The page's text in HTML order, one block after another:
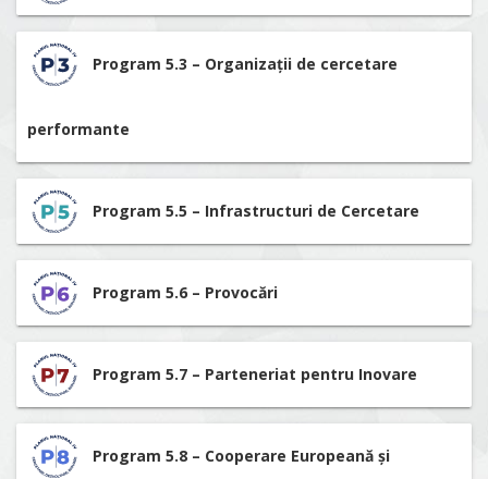
Program 5.3 – Organizații de cercetare
performante
Program 5.5 – Infrastructuri de Cercetare
Program 5.6 – Provocări
Program 5.7 – Parteneriat pentru Inovare
Program 5.8 – Cooperare Europeană și